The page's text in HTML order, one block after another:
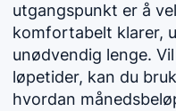
utgangspunkt er å
komfortabelt klarer,
unødvendig lenge.
løpetider, kan du
hvordan